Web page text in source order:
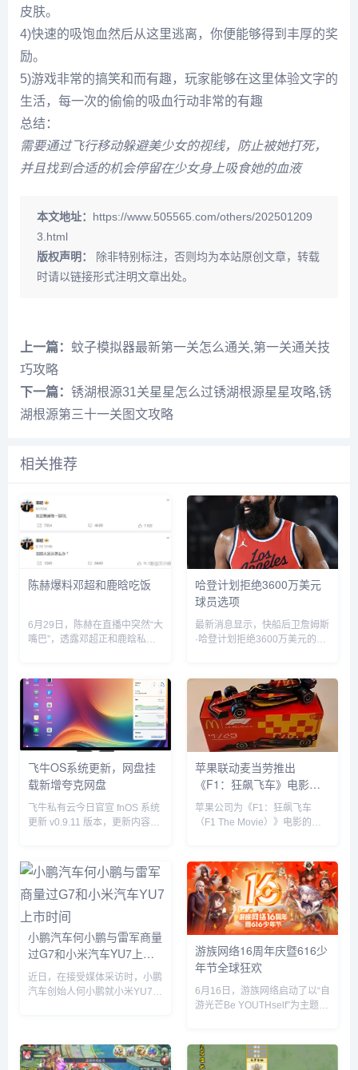
皮肤。
4)快速的吸饱血然后从这里逃离，你便能够得到丰厚的奖
励。
5)游戏非常的搞笑和而有趣，玩家能够在这里体验文字的
生活，每一次的偷偷的吸血行动非常的有趣
总结：
需要通过飞行移动躲避美少女的视线，防止被她打死，
并且找到合适的机会停留在少女身上吸食她的血液
本文地址： https://www.505565.com/others/202501209
3.html
版权声明：
除非特别标注，否则均为本站原创文章，转载
时请以链接形式注明文章出处。
上一篇： 蚊子模拟器最新第一关怎么通关,第一关通关技
巧攻略
下一篇： 锈湖根源31关星星怎么过锈湖根源星星攻略,锈
湖根源第三十一关图文攻略
相关推荐
陈赫爆料邓超和鹿晗吃饭
6月29日，陈赫在直播中突然“大
嘴巴”，透露邓超正和鹿晗私下
自己也去吃饭了”。没想到，当
天邓超就在微博发文回应：“反
正就是在一起呗”，配文简短却...
哈登计划拒绝3600万美元
球员选项
最新消息显示，快船后卫詹姆斯
·哈登计划拒绝3600万美元的球
飞牛OS系统更新，网盘挂
载新增夸克网盘
飞牛私有云今日官宣 fnOS 系统
更新 v0.9.11 版本，更新内容包
置、优化硬盘类型（HDD、
SSD）的识别等。飞牛 f...
苹果联动麦当劳推出
《F1：狂飙飞车》电影套
餐
苹果公司为《F1：狂飙飞车
（F1 The Movie）》电影的全
味合作，粉丝们可以购买 F1 主
题套餐，并把独家定制的迷你赛
车带回家。...
小鹏汽车何小鹏与雷军商量
过G7和小米汽车YU7上市
时间
近日，在接受媒体采访时，小鹏
汽车创始人何小鹏就小米YU7的
间进行了多次深入讨论。在交流
过程中，何小鹏对小米YU7的...
游族网络16周年庆暨616少
年节全球狂欢
6月16日，游族网络启动了以“自
游光芒Be YOUTHself”为主题的
狂欢嘉年华，更集结了旗下产品
为全球玩家带来了庆生版本更新